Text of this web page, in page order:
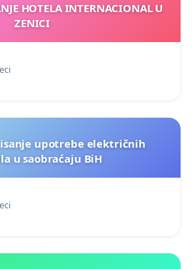
HOTELA INTERNACIONAL U
ZENICI
upotrebe električnih
u saobraćaju BiH